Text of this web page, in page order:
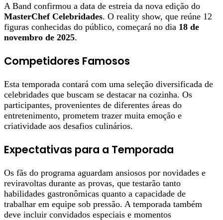
A Band confirmou a data de estreia da nova edição do
MasterChef Celebridades. O reality show, que reúne 12
figuras conhecidas do público, começará no dia 18 de
novembro de 2025.
Competidores Famosos
Esta temporada contará com uma seleção diversificada de
celebridades que buscam se destacar na cozinha. Os
participantes, provenientes de diferentes áreas do
entretenimento, prometem trazer muita emoção e
criatividade aos desafios culinários.
Expectativas para a Temporada
Os fãs do programa aguardam ansiosos por novidades e
reviravoltas durante as provas, que testarão tanto
habilidades gastronômicas quanto a capacidade de
trabalhar em equipe sob pressão. A temporada também
deve incluir convidados especiais e momentos